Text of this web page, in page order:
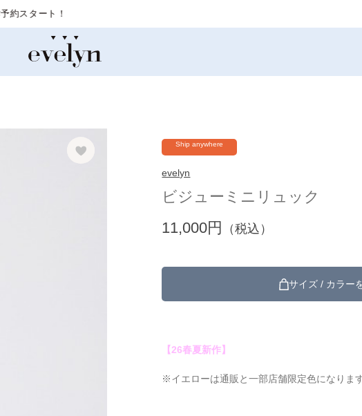
Ship anywhere
evelyn
ビジューミニリュック
11,000円
（税込）
サイズ / カラー
【26春夏新作】
※イエローは通販と一部店舗限定色になります